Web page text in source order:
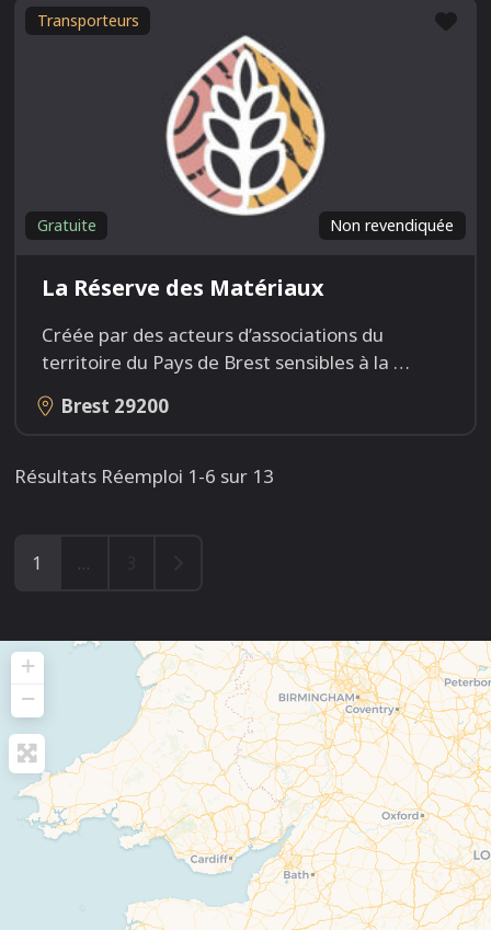
Transporteurs
Non revendiquée
Gratuite
La Réserve des Matériaux
Créée par des acteurs d’associations du
territoire du Pays de Brest sensibles à la …
Brest 29200
Résultats Réemploi 1-6 sur 13
1 …
+
−